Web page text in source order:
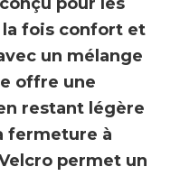
pour les
fois confort et
un mélange
offre une
restant légère
fermeture à
permet un